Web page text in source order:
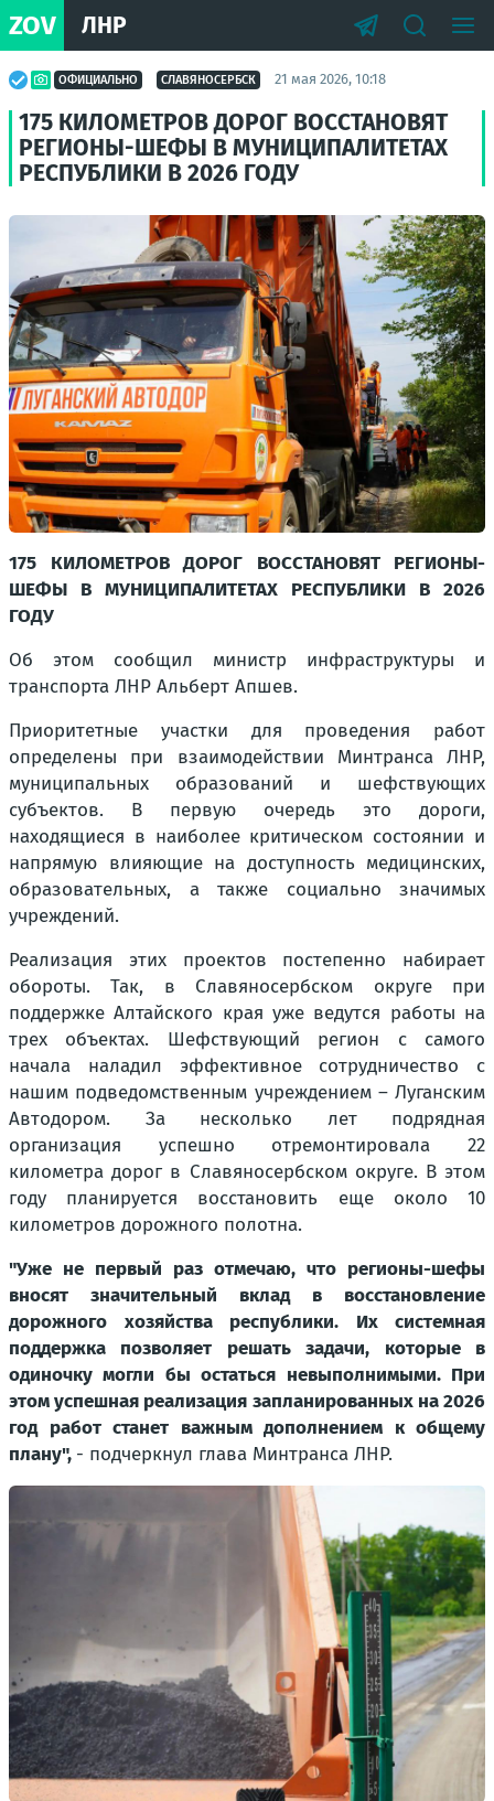
ZOV ЛНР
ОФИЦИАЛЬНО СЛАВЯНОСЕРБСК 21 мая 2026, 10:18
175 КИЛОМЕТРОВ ДОРОГ ВОССТАНОВЯТ
РЕГИОНЫ-ШЕФЫ В МУНИЦИПАЛИТЕТАХ
РЕСПУБЛИКИ В 2026 ГОДУ
175 КИЛОМЕТРОВ ДОРОГ ВОССТАНОВЯТ РЕГИОНЫ-
ШЕФЫ В МУНИЦИПАЛИТЕТАХ РЕСПУБЛИКИ В 2026
ГОДУ
Об этом сообщил министр инфраструктуры и
транспорта ЛНР Альберт Апшев.
Приоритетные участки для проведения работ
определены при взаимодействии Минтранса ЛНР,
муниципальных образований и шефствующих
субъектов. В первую очередь это дороги,
находящиеся в наиболее критическом состоянии и
напрямую влияющие на доступность медицинских,
образовательных, а также социально значимых
учреждений.
Реализация этих проектов постепенно набирает
обороты. Так, в Славяносербском округе при
поддержке Алтайского края уже ведутся работы на
трех объектах. Шефствующий регион с самого
начала наладил эффективное сотрудничество с
нашим подведомственным учреждением – Луганским
Автодором. За несколько лет подрядная
организация успешно отремонтировала 22
километра дорог в Славяносербском округе. В этом
году планируется восстановить еще около 10
километров дорожного полотна.
"Уже не первый раз отмечаю, что регионы-шефы
вносят значительный вклад в восстановление
дорожного хозяйства республики. Их системная
поддержка позволяет решать задачи, которые в
одиночку могли бы остаться невыполнимыми. При
этом успешная реализация запланированных на 2026
год работ станет важным дополнением к общему
плану", - подчеркнул глава Минтранса ЛНР.